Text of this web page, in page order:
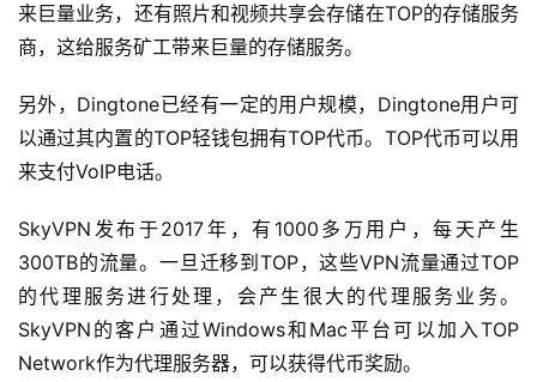
来巨量业务，还有照片和视频共享会存储在TOP的存储服务
商，这给服务矿工带来巨量的存储服务。
另外，Dingtone已经有一定的用户规模，Dingtone用户可
以通过其内置的TOP轻钱包拥有TOP代币。TOP代币可以用
来支付VoIP电话。
SkyVPN发布于2017年，有1000多万用户，每天产生
300TB的流量。一旦迁移到TOP，这些VPN流量通过TOP
的代理服务进行处理，会产生很大的代理服务业务。
SkyVPN的客户通过Windows和Mac平台可以加入TOP
Network作为代理服务器，可以获得代币奖励。